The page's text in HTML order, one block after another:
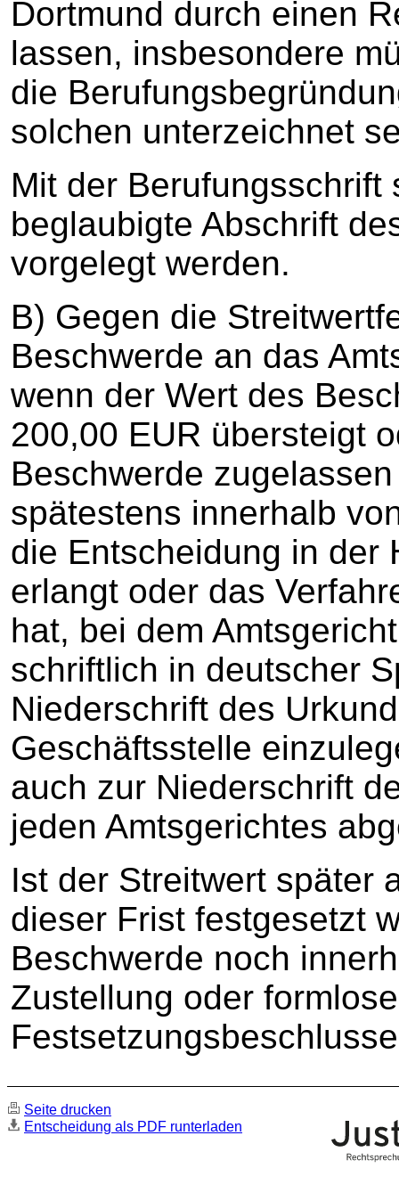
Dortmund durch einen
lassen, insbesondere
die
solchen unterzeichnet
Mit der
beglaubigte Abschrift
vorgelegt werden.
B) Gegen die
Beschwerde an das
wenn der Wert des
200,00 EUR übersteigt
Beschwerde
spätestens innerhalb
die Entscheidung in der
erlangt oder das
hat, bei dem
schriftlich in deutscher
Niederschrift des
Geschäftsstelle
auch zur Niederschrift
jeden Amtsgerichtes
Ist der Streitwert später
dieser Frist festgesetzt
Beschwerde noch
Zustellung oder
Seite drucken
Entscheidung als PDF runterladen